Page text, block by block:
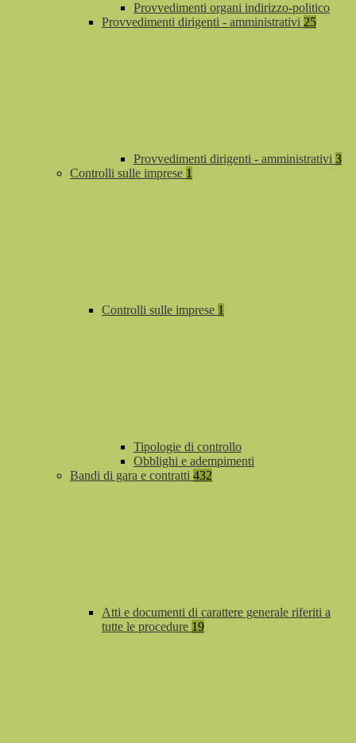
Provvedimenti organi indirizzo-politico
Provvedimenti dirigenti - amministrativi 25
Provvedimenti dirigenti - amministrativi 3
Controlli sulle imprese 1
Controlli sulle imprese 1
Tipologie di controllo
Obblighi e adempimenti
Bandi di gara e contratti 432
Atti e documenti di carattere generale riferiti a
tutte le procedure 19